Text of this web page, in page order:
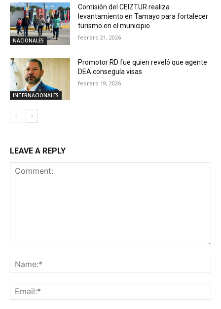
NACIONALES
Comisión del CEIZTUR realiza
levantamiento en Tamayo para fortalecer
turismo en el municipio
febrero 21, 2026
INTERNACIONALES
Promotor RD fue quien reveló que agente
DEA conseguía visas
febrero 19, 2026
LEAVE A REPLY